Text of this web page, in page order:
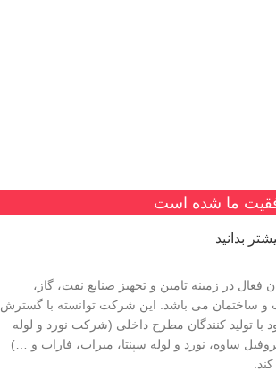
ما شده است
بدانید
در زمینه تامین و تجهیز صنایع نفت، گاز،
و ساختمان می باشد. این شرکت توانسته با گسترش
با تولید کنندگان مطرح داخلی (شرکت نورد و لوله
ساوه، نورد و لوله سپنتا، میراب، فاراب و …)